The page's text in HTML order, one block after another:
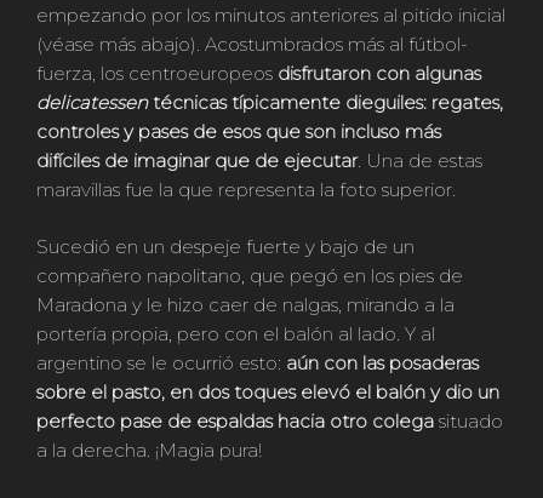
empezando por los minutos anteriores al pitido inicial
(véase más abajo). Acostumbrados más al fútbol-
fuerza, los centroeuropeos disfrutaron con algunas
delicatessentécnicas típicamente dieguiles: regates,
controles y pases de esos que son incluso más
difíciles de imaginar que de ejecutar. Una de estas
maravillas fue la que representa la foto superior.
Sucedió en un despeje fuerte y bajo de un
compañero napolitano, que pegó en los pies de
Maradona y le hizo caer de nalgas, mirando a la
portería propia, pero con el balón al lado. Y al
argentino se le ocurrió esto: aún con las posaderas
sobre el pasto, en dos toques elevó el balón y dio un
perfecto pase de espaldas hacia otro colega situado
a la derecha. ¡Magia pura!